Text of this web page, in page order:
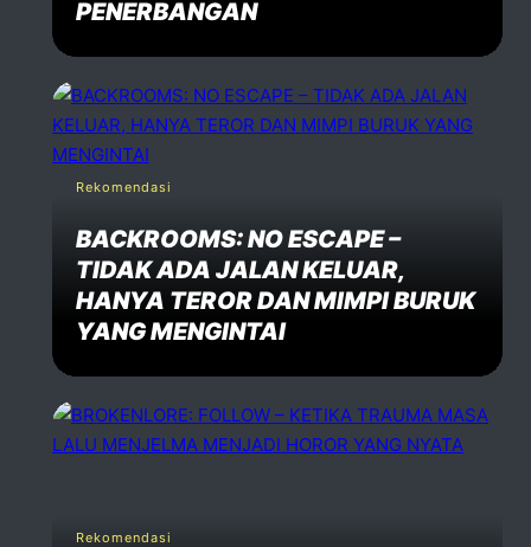
PENERBANGAN
Rekomendasi
BACKROOMS: NO ESCAPE –
TIDAK ADA JALAN KELUAR,
HANYA TEROR DAN MIMPI BURUK
YANG MENGINTAI
Rekomendasi